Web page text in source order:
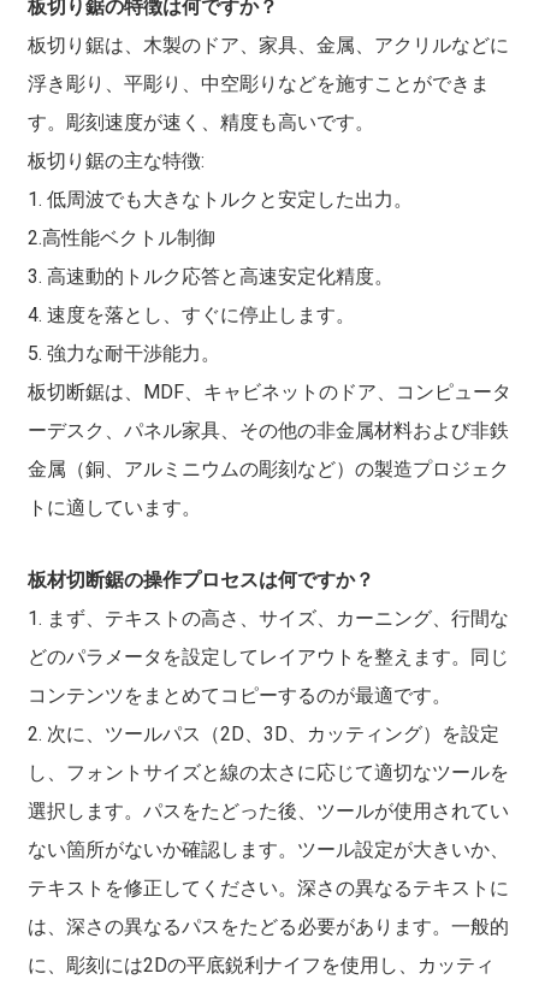
板切り鋸の特徴は何ですか？
板切り鋸は、木製のドア、家具、金属、アクリルなどに
浮き彫り、平彫り、中空彫りなどを施すことができま
す。彫刻速度が速く、精度も高いです。
板切り鋸の主な特徴:
1. 低周波でも大きなトルクと安定した出力。
2.高性能ベクトル制御
3. 高速動的トルク応答と高速安定化精度。
4. 速度を落とし、すぐに停止します。
5. 強力な耐干渉能力。
板切断鋸は、MDF、キャビネットのドア、コンピュータ
ーデスク、パネル家具、その他の非金属材料および非鉄
金属（銅、アルミニウムの彫刻など）の製造プロジェク
トに適しています。
板材切断鋸の操作プロセスは何ですか？
1. まず、テキストの高さ、サイズ、カーニング、行間な
どのパラメータを設定してレイアウトを整えます。同じ
コンテンツをまとめてコピーするのが最適です。
2. 次に、ツールパス（2D、3D、カッティング）を設定
し、フォントサイズと線の太さに応じて適切なツールを
選択します。パスをたどった後、ツールが使用されてい
ない箇所がないか確認します。ツール設定が大きいか、
テキストを修正してください。深さの異なるテキストに
は、深さの異なるパスをたどる必要があります。一般的
に、彫刻には2Dの平底鋭利ナイフを使用し、カッティ